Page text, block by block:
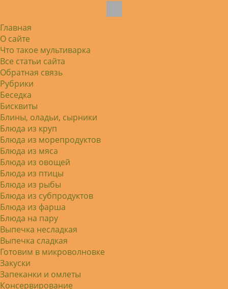
готовила и сырую курочку, и…
Света
Советую простой рецепт как готовили
наши бабушки, на 5 минут…
Главная
О сайте
Что такое мультиварка
Все статьи сайта
Обратная связь
Рубрики
Беседка
Бисквиты
Блины, оладьи, сырники
Блюда из круп
Блюда из морепродуктов
Блюда из мяса
Блюда из овощей
Блюда из птицы
Блюда из рыбы
Блюда из субпродуктов
Блюда из фарша
Блюда на пару
Выпечка несладкая
Выпечка сладкая
Готовим в микроволновке
Закуски
Запеканки и омлеты
Консервирование